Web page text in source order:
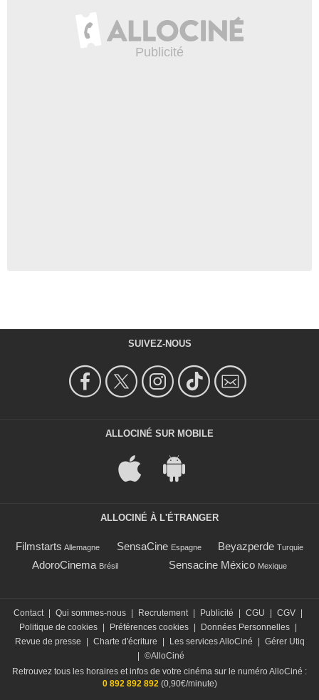
Filmstarts Allemagne Espagne Beyazperde
Contact | Qui sommes-nous | Recrutement | Publicité | CGU | CGV
Politique de cookies | Préférences cookies | Données Personnelles
|
Charte d'écriture | Les services AlloCiné
| ©AlloCiné
Retrouvez tous les horaires et infos de votre cinéma sur le numéro AlloCiné :